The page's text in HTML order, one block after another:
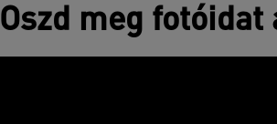
Oszd meg